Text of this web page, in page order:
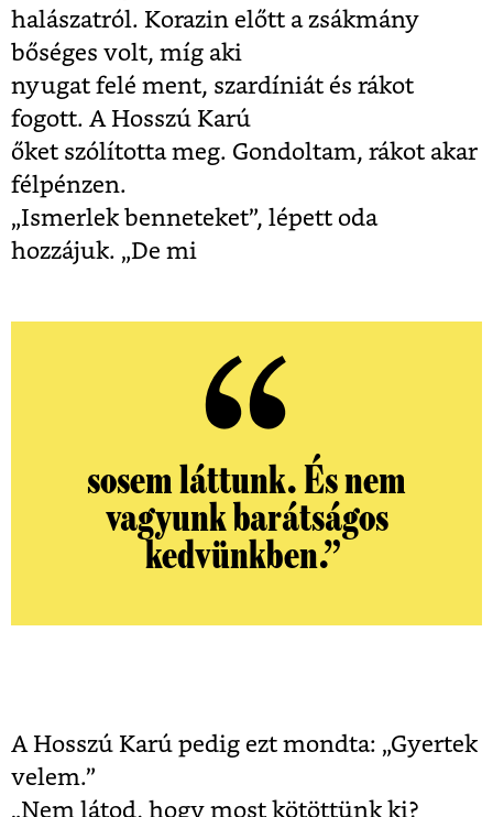
halászatról. Korazin előtt a zsákmány
bőséges volt, míg aki
nyugat felé ment, szardíniát és rákot
fogott. A Hosszú Karú
őket szólította meg. Gondoltam, rákot akar
félpénzen.
„Ismerlek benneteket”, lépett oda
hozzájuk. „De mi
sosem láttunk. És nem
vagyunk barátságos
kedvünkben.”
A Hosszú Karú pedig ezt mondta: „Gyertek
velem.”
„Nem látod, hogy most kötöttünk ki?